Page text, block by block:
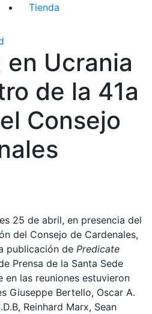
Tienda
en Ucrania
de la 41a
Consejo
25 de abril, en presencia del
del Consejo de Cardenales,
publicación de Predicate
Prensa de la Santa Sede
en las reuniones estuvieron
Giuseppe Bertello, Oscar A.
Reinhard Marx, Sean